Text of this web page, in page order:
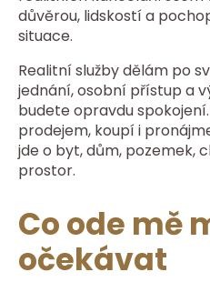
důvěrou, lidskostí a
situace.
Realitní služby dělám po
jednání, osobní přístup a
budete opravdu
prodejem, koupí i
jde o byt, dům, pozemek,
prostor.
Co ode mě
očekávat